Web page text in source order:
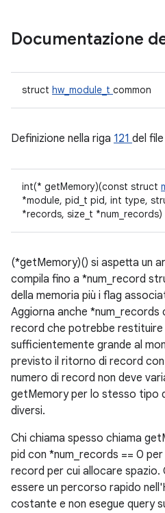
Documentazione
struct hw_module_t common
Definizione nella riga 121 del file
int(* getMemory)(const struct
*module, pid_t pid, int type,
*records, size_t *num_records)
(*getMemory)() si aspetta un
compila fino a *num_record
della memoria più i flag
Aggiorna anche *num_records
record che potrebbe
sufficientemente grande al
previsto il ritorno di record con
numero di record non deve
getMemory per lo stesso tipo
diversi.
Chi chiama spesso chiama
pid con *num_records == 0
record per cui allocare
essere un percorso rapido
costante e non esegue query